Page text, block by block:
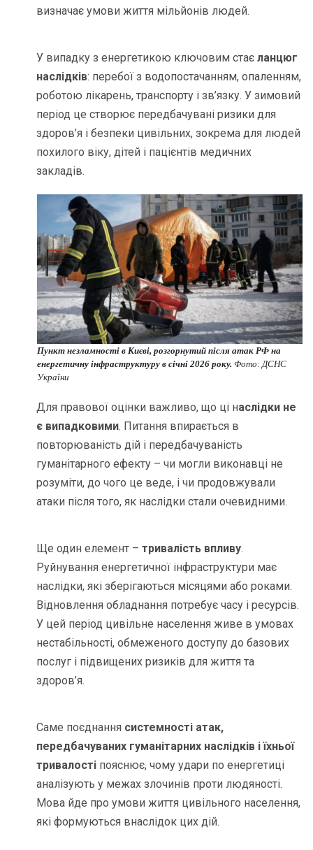
визначає умови життя мільйонів людей.
У випадку з енергетикою ключовим стаєланцюг
наслідків: перебої з водопостачанням, опаленням,
роботою лікарень, транспорту і зв’язку. У зимовий
період це створює передбачувані ризики для
здоров’я і безпеки цивільних, зокрема для людей
похилого віку, дітей і пацієнтів медичних
закладів.
Пункт незламності в Києві, розгорнутий після атак РФ на
енергетичну інфраструктуру в січні 2026 року. Фото: ДСНС
України
Для правової оцінки важливо, що ці наслідки не
є випадковими. Питання впирається в
повторюваність дій і передбачуваність
гуманітарного ефекту – чи могли виконавці не
розуміти, до чого це веде, і чи продовжували
атаки після того, як наслідки стали очевидними.
Ще один елемент –тривалість впливу.
Руйнування енергетичної інфраструктури має
наслідки, які зберігаються місяцями або роками.
Відновлення обладнання потребує часу і ресурсів.
У цей період цивільне населення живе в умовах
нестабільності, обмеженого доступу до базових
послуг і підвищених ризиків для життя та
здоров’я.
Саме поєднання системності атак,
передбачуваних гуманітарних наслідків і їхньої
тривалості пояснює, чому удари по енергетиці
аналізують у межах злочинів проти людяності.
Мова йде про умови життя цивільного населення,
які формуються внаслідок цих дій.